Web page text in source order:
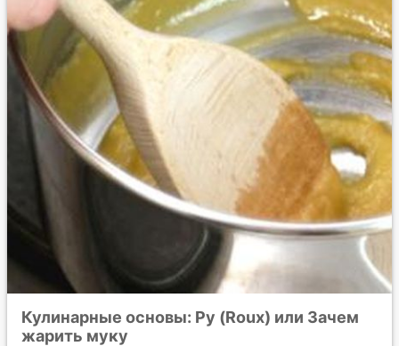
Кулинарные основы: Ру (Roux) или Зачем
жарить муку